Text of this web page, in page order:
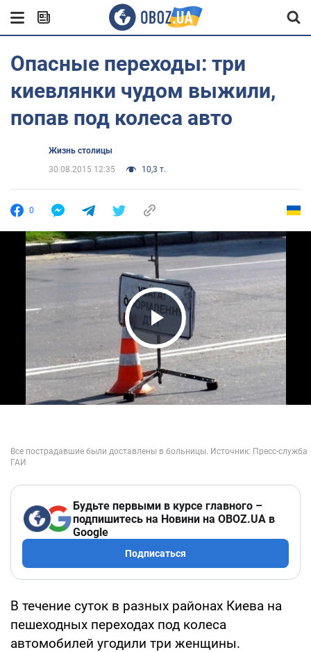
Опасные переходы: три
киевлянки чудом выжили,
попав под колеса авто
Жизнь столицы
30.08.2015 12:35
10,3 т.
0
Play Video
Будьте первыми в курсе главного –
подпишитесь на Новини на OBOZ.UA в
Google
Подписаться
В течение суток в разных районах Киева на
пешеходных переходах под колеса
автомобилей угодили три женщины.